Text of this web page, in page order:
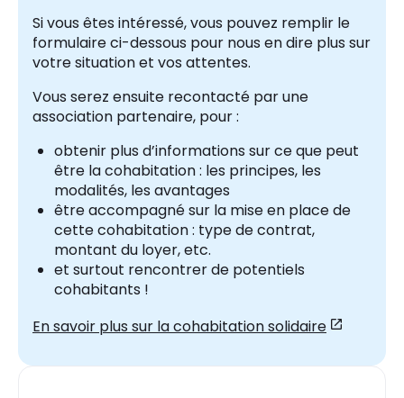
Si vous êtes intéressé, vous pouvez remplir le
formulaire ci-dessous pour nous en dire plus sur
votre situation et vos attentes.
Vous serez ensuite recontacté par une
association partenaire, pour :
obtenir plus d’informations sur ce que peut
être la cohabitation : les principes, les
modalités, les avantages
être accompagné sur la mise en place de
cette cohabitation : type de contrat,
montant du loyer, etc.
et surtout rencontrer de potentiels
cohabitants !
En savoir plus sur la cohabitation solidaire